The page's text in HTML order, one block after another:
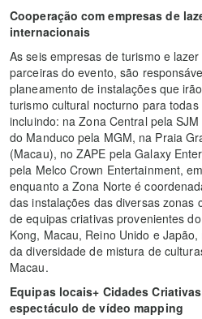
Cooperação com empresas de
internacionais
As seis empresas de turismo e
parceiras do evento, são
planeamento de instalações que
turismo cultural nocturno para
incluindo: na Zona Central pela
do Manduco pela MGM, na Praia
(Macau), no ZAPE pela Galaxy
pela Melco Crown Entertainment,
enquanto a Zona Norte é
das instalações das diversas zonas
de equipas criativas provenientes
Kong, Macau, Reino Unido e
da diversidade de mistura de
Macau.
Equipas locais+ Cidades
espectáculo de vídeo mapping